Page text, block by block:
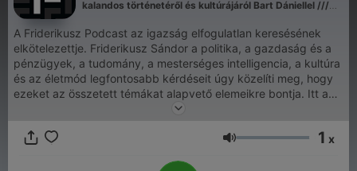
kalandos történetéről és kultúrájáról Bart Dániellel ///
A Friderikusz Podcast az igazság elfogulatlan keresésének
elkötelezettje. Friderikusz Sándor a politika, a gazdaság és a
pénzügyek, a tudomány, a mesterséges intelligencia, a kultúra
és az életmód legfontosabb kérdéseit úgy közelíti meg, hogy
ezeket az összetett témákat alapvető elemeikre bontja. Itt a
helyük a tudáskeresőknek, az álmok építőinek és mindenkinek,
gondolkodását. Minden második-harmadik csütörtök este 8
Lydstyrke 1 x